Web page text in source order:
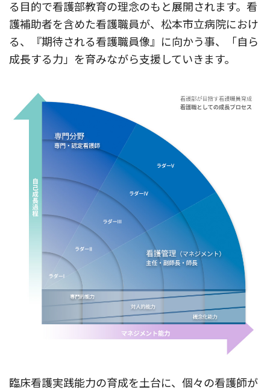
る目的で看護部教育の理念のもと展開されます。看
護補助者を含めた看護職員が、松本市立病院におけ
る、『期待される看護職員像』に向かう事、「自ら
成長する力」を育みながら支援していきます。
臨床看護実践能力の育成を土台に、個々の看護師が